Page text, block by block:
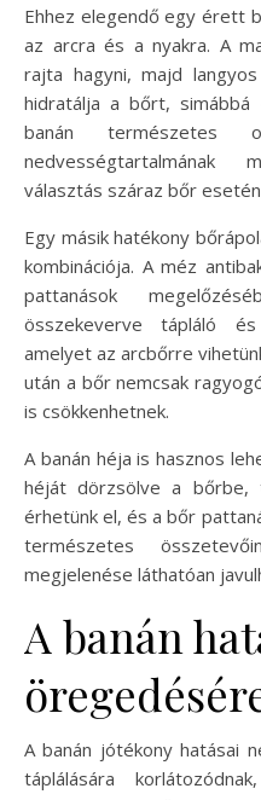
Ehhez elegendő egy érett
az arcra és a nyakra. A
rajta hagyni, majd
hidratálja a bőrt, simábbá
banán
nedvességtartalmának
választás száraz bőr
Egy másik hatékony
kombinációja. A méz
pattanások
összekeverve tápláló
amelyet az arcbőrre
után a bőr nemcsak
is csökkenhetnek.
A banán héja is hasznos
héját dörzsölve a bőrbe,
érhetünk el, és a bőr
természetes
megjelenése láthatóan
A banán
A banán jótékony hatásai
táplálására